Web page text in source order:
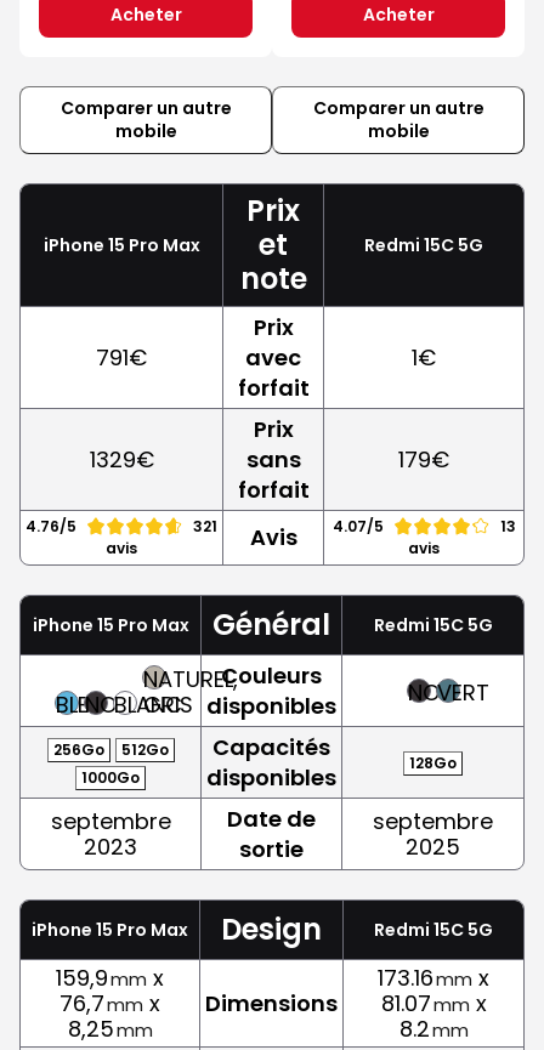
Acheter Acheter
Comparer un autre
mobile
Comparer un autre
mobile
iPhone 15 Pro Max
Prix
et
note
Redmi 15C 5G
791€
Prix
avec
forfait
1€
1329€
Prix
sans
forfait
179€
4.76/5
321
avis
Avis 4.07/5
13
avis
iPhone 15 Pro Max Général Redmi 15C 5G
BLEUNOIRBLANC
NATUREL,
GRIS
Couleurs
disponibles
NOIRVERT
256Go
512Go
1000Go
Capacités
disponibles
128Go
septembre
2023
Date de
sortie
septembre
2025
iPhone 15 Pro Max Design Redmi 15C 5G
159,9mm x
76,7mm x
8,25mm
Dimensions
173.16mm x
81.07mm x
8.2mm